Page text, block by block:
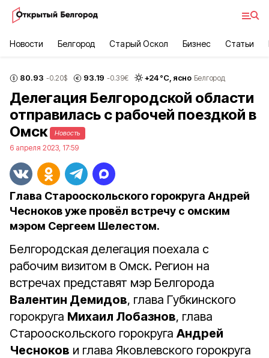
Новости Белгород Старый Оскол Бизнес Статьи
80.93 -0.20$ 93.19 -0.39€ +24°С, ясно Белгород
Делегация Белгородской области
отправилась с рабочей поездкой в
Омск
Новость
6 апреля 2023, 17:59
Глава Старооскольского горокруга Андрей
Чесноков уже провёл встречу с омским
мэром Сергеем Шелестом.
Белгородская делегация поехала с
рабочим визитом в Омск. Регион на
встречах представят мэр Белгорода
Валентин Демидов, глава Губкинского
горокруга Михаил Лобазнов, глава
Старооскольского горокруга Андрей
Чесноков и глава Яковлевского горокруга